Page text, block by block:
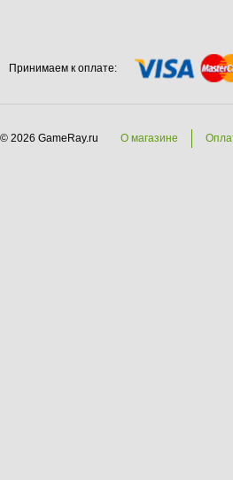
Принимаем к оплате:
© 2026 GameRay.ru О магазине